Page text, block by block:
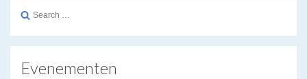
Search
Evenementen